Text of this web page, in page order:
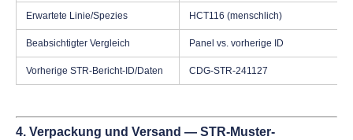
Erwartete Linie/Spezies HCT116 (menschlich)
Beabsichtigter Vergleich Panel vs. vorherige ID
Vorherige STR-Bericht-ID/Daten CDG-STR-241127
4. Verpackung und Versand — STR-Muster-